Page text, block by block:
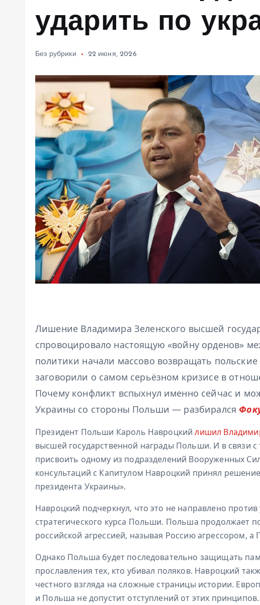
ударить по
Без рубрики 22 июня, 2026
Лишение Владимира Зеленского высшей
спровоцировало настоящую «войну орденов»
политики начали массово возвращать
заговорили о самом серьёзном кризисе в
Почему конфликт вспыхнул именно сейчас и
Украины со стороны Польши — разбирался
Президент Польши Кароль Навроцкийлишил
высшей государственной награды Польши. И в связи
присвоить одному из подразделений Вооруженных
консультаций с Капитулом Навроцкий принял
президента Украины».
Навроцкий подчеркнул, что это не направлено
стратегического курса Польши. Польша продолжает
российской агрессией, называя Россию агрессором,
Однако Польша будет последовательно защищать
прославления тех, кто убивал поляков. Навроцкий
честного взгляда на сложные страницы истории.
и Польша не допустит отступлений от этих